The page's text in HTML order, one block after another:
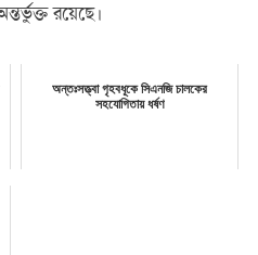
রয়েছে।
অন্তঃসত্ত্বা গৃহবধূকে সিএনজি চালকের
সহযোগিতায় ধর্ষণ